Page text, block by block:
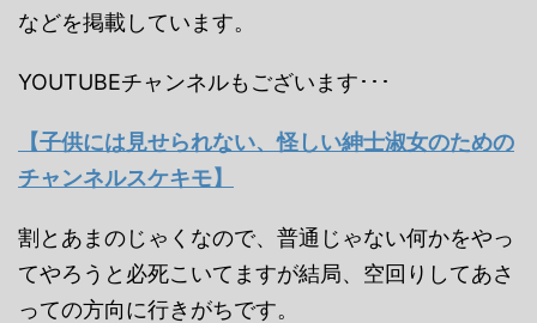
などを掲載しています。
YOUTUBEチャンネルもございます･･･
【子供には見せられない、怪しい紳士淑女のための
チャンネルスケキモ】
割とあまのじゃくなので、普通じゃない何かをやっ
てやろうと必死こいてますが結局、空回りしてあさ
っての方向に行きがちです。